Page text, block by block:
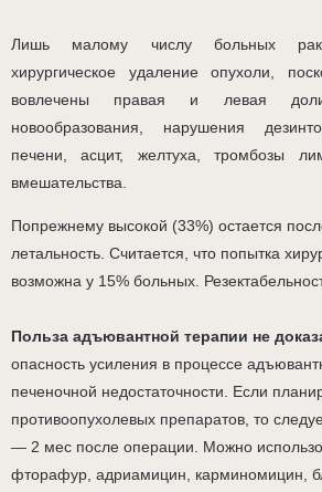
Лишь малому числу больных
хирургическое удаление опухоли,
вовлечены правая и левая доли.
новообразования, нарушения
печени, асцит, желтуха, тромбозы
вмешательства.
Попрежнему высокой (33%) остается
летальность. Считается, что попытка
возможна у 15% больных.
Польза адъювантной терапии не
опасность усиления в процессе
печеночной недостаточности. Если
противоопухолевых препаратов, то
— 2 мес после операции. Можно
фторафур, адриамицин, карминомицин,